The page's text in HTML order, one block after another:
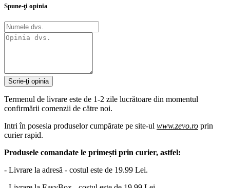
Spune-ţi opinia
Scrie-ţi opinia
Termenul de livrare este de 1-2 zile lucrătoare din momentul
confirmării comenzii de către noi.
Intri în posesia produselor cumpărate pe site-ul www.zevo.ro prin
curier rapid.
Produsele comandate le primești prin curier, astfel:
- Livrare la adresă - costul este de 19.99 Lei.